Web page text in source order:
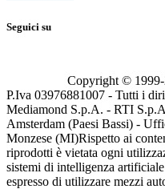
Seguici su
Copyright © 1999-
P.Iva 03976881007 - Tutti i
Mediamond S.p.A. - RTI
Amsterdam (Paesi Bassi) -
Monzese (MI)Rispetto ai
riprodotti è vietata ogni
sistemi di intelligenza
espresso di utilizzare mezzi